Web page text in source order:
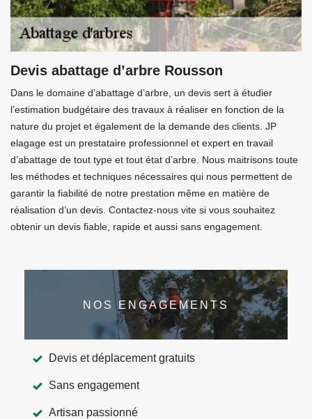
Devis abattage d’arbre Rousson
Dans le domaine d’abattage d’arbre, un devis sert à étudier
l’estimation budgétaire des travaux à réaliser en fonction de la
nature du projet et également de la demande des clients. JP
elagage est un prestataire professionnel et expert en travail
d’abattage de tout type et tout état d’arbre. Nous maitrisons toute
les méthodes et techniques nécessaires qui nous permettent de
garantir la fiabilité de notre prestation même en matière de
réalisation d’un devis. Contactez-nous vite si vous souhaitez
obtenir un devis fiable, rapide et aussi sans engagement.
NOS ENGAGEMENTS
Devis et déplacement gratuits
Sans engagement
Artisan passionné